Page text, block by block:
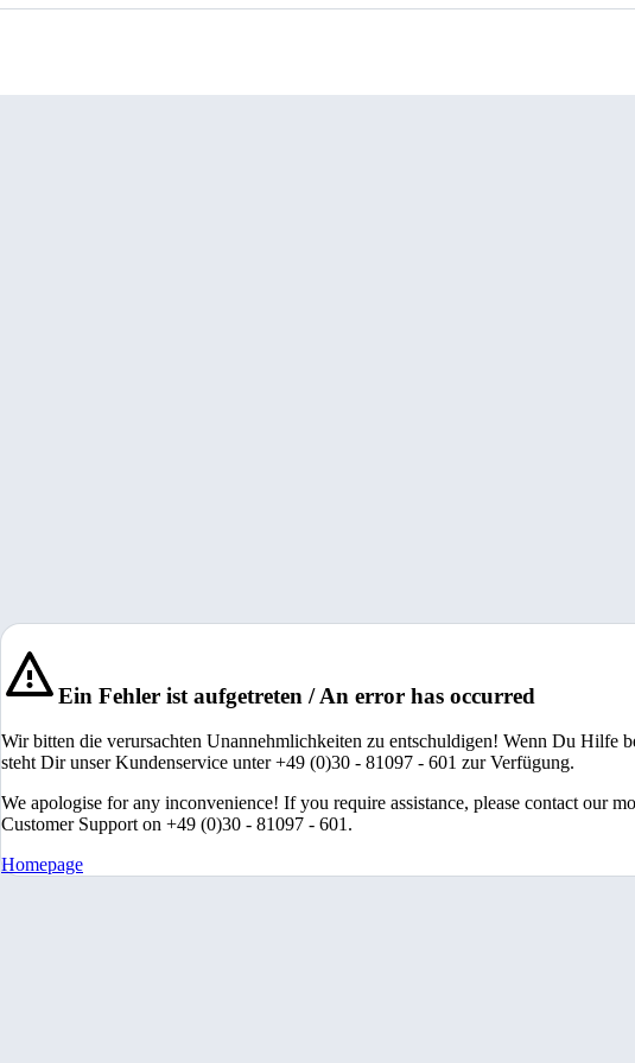
Ein Fehler ist aufgetreten / An error has occurred
Wir bitten die verursachten Unannehmlichkeiten zu entschuldigen! Wenn Du Hilfe
steht Dir unser Kundenservice unter +49 (0)30 - 81097 - 601 zur Verfügung.
We apologise for any inconvenience! If you require assistance, please contact our
Customer Support on +49 (0)30 - 81097 - 601.
Homepage